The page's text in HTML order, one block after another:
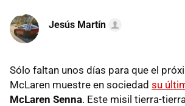
Jesús Martín
Sólo faltan unos días para que el
McLaren muestre en sociedad su
McLaren Senna. Este misil tierra-